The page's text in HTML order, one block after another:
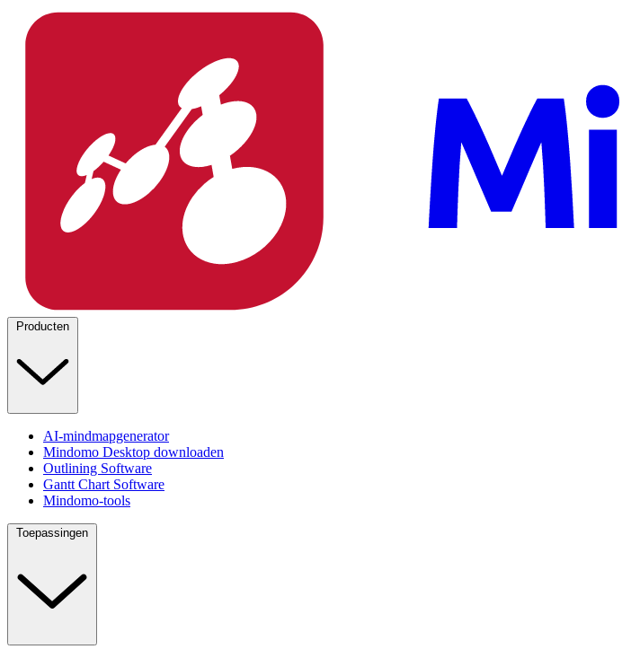
Producten
AI-mindmapgenerator
Mindomo Desktop downloaden
Outlining Software
Gantt Chart Software
Mindomo-tools
Toepassingen